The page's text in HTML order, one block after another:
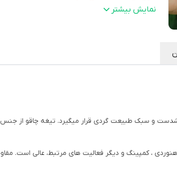
عرض تیغه:2.8 سانتی متر
وزن:189 گرم
نمایش بیشتر
در زمره چاقوهای خوشدست و سبک طبیعت گردی قرار میگیرد.
، کمپینگ و دیگر فعالیت های مرتبط، عالی است.